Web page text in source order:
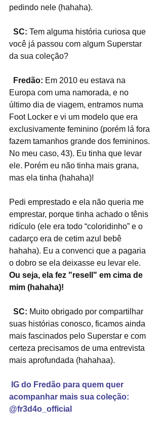
pedindo nele (hahaha).
  SC:
Tem alguma história curiosa que
você já passou com algum Superstar
da sua coleção?
  Fredão:
Em 2010 eu estava na
Europa com uma namorada, e no
último dia de viagem, entramos numa
Foot Locker e vi um modelo que era
exclusivamente feminino (porém lá fora
fazem tamanhos grande dos femininos.
No meu caso, 43). Eu tinha que levar
ele. Porém eu não tinha mais grana,
mas ela tinha (hahaha)!
Pedi emprestado e ela não queria me
emprestar, porque tinha achado o tênis
ridículo (ele era todo “coloridinho” e o
cadarço era de cetim azul bebê
hahaha). Eu a convenci que a pagaria
o dobro se ela deixasse eu levar ele.
Ou seja, ela fez "resell" em cima de
mim (hahaha)!
  SC:
Muito obrigado por compartilhar
suas histórias conosco, ficamos ainda
mais fascinados pelo Superstar e com
certeza precisamos de uma entrevista
mais aprofundada (hahahaa).
IG do Fredão para quem quer
acompanhar mais sua coleção:
@fr3d4o_official